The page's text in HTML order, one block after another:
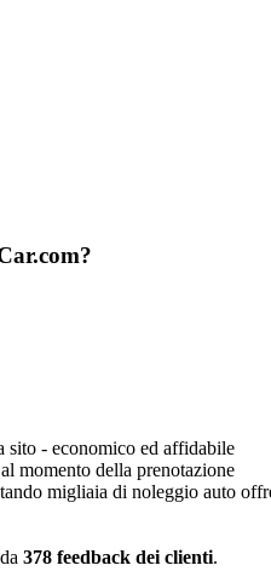
sito - economico ed affidabile
momento della prenotazione
migliaia di noleggio auto
378 feedback dei clienti.